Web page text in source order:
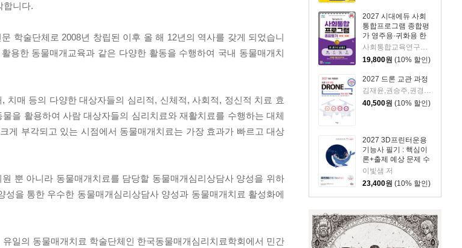
2027 시대에듀 사회
통합프로그램 종합평
가 영주용·귀화용 한
권으로 끝내기
사회통합교육연구회 편저
19,800원 (10% 할인)
2027 드론 교관 과정
김재윤,권승주,권경미,이응현,신정일,정기포,이상협,채현기,함영관 공편
40,500원 (10% 할인)
2027 3D프린터운용
기능사 필기 : 핵심이
론+출제 예상 문제 수
록
이빛샘 저
23,400원 (10% 할인)
합니다.
학술단체로 2008년 창립된 이후 올 해 12년의 역사를 갖게 되었습니
용한 동물매개교육과 같은 다양한 활동을 수행하여 국내 동물매개치
매 등의 다양한 대상자들의 심리적, 신체적, 사회적, 정신적 치료 효
을 활용하여 사람 대상자들의 심리치료와 재활치료를 수행하는 대체
게 부각되고 있는 시점에서 동물매개치료는 가장 효과가 빠르고 대상
뿐 아니라 동물매개치료를 담당할 동물매개심리상담사 양성을 위하
을 통한 우수한 동물매개심리상담사 양성과 동물매개치료 활성화에
일의 동물매개치료 학술단체인 한국동물매개심리치료학회에서 민간